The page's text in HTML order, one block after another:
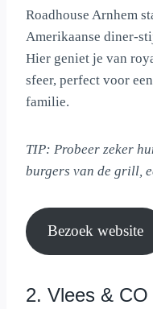
Roadhouse Arnhem
Amerikaanse diner-
Hier geniet je van
sfeer, perfect voor
familie.
TIP: Probeer zeker
burgers van de grill,
Bezoek website
2. Vlees & CO